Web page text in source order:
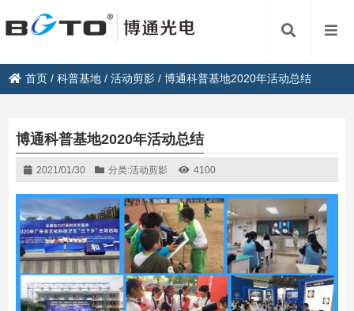
首页 /科普基地 /活动剪影 /博通科普基地2020年活动总结
博通科普基地2020年活动总结
2021/01/30 分类:活动剪影 4100